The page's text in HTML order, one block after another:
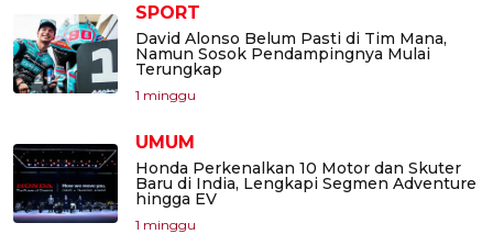
SPORT
David Alonso Belum Pasti di Tim Mana,
Namun Sosok Pendampingnya Mulai
Terungkap
1 minggu
UMUM
Honda Perkenalkan 10 Motor dan Skuter
Baru di India, Lengkapi Segmen Adventure
hingga EV
1 minggu